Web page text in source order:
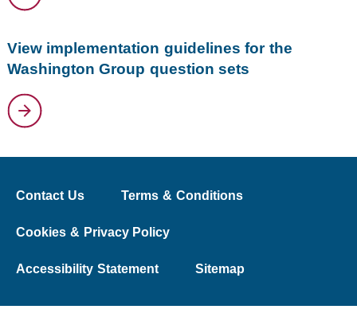
View implementation guidelines for the
Washington Group question sets
Contact Us Terms & Conditions
Cookies & Privacy Policy
Accessibility Statement Sitemap